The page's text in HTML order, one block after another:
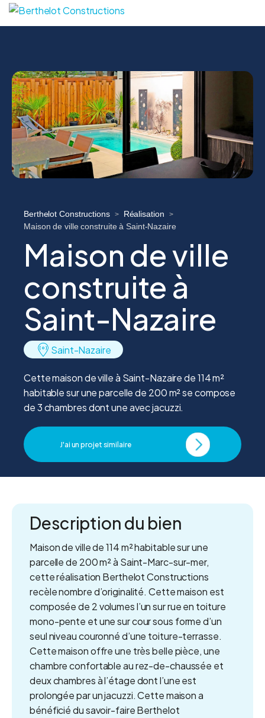
Berthelot Constructions > Réalisation >
Maison de ville construite à Saint-Nazaire
Maison de ville
construite à
Saint-Nazaire
Saint-Nazaire
Cette maison de ville à Saint-Nazaire de 114 m²
habitable sur une parcelle de 200 m² se compose
de 3 chambres dont une avec jacuzzi.
J'ai un projet similaire
Description du bien
Maison de ville de 114 m² habitable sur une
parcelle de 200 m² à Saint-Marc-sur-mer,
cette réalisation Berthelot Constructions
recèle nombre d’originalité. Cette maison est
composée de 2 volumes l’un sur rue en toiture
mono-pente et une sur cour sous forme d’un
seul niveau couronné d’une toiture-terrasse.
Cette maison offre une très belle pièce, une
chambre confortable au rez-de-chaussée et
deux chambres à l’étage dont l’une est
prolongée par un jacuzzi. Cette maison a
bénéficié du savoir-faire Berthelot